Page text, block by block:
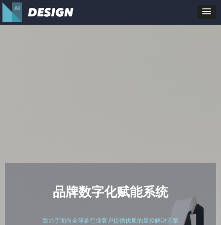
品牌数字化赋能系统
致力于面向全球各行业客户提供优质的显控解决方案